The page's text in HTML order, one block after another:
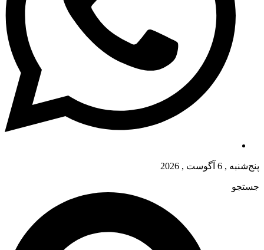
پنج‌شنبه , 6 آگوست , 2026
جستجو